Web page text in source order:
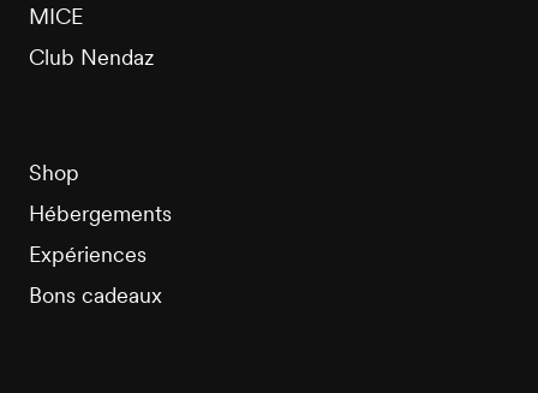
MICE
Club Nendaz
Shop
Hébergements
Expériences
Bons cadeaux